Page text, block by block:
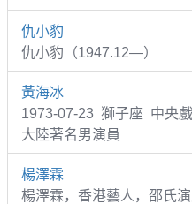
仇小豹
仇小豹（1947.12—）
黃海冰
1973-07-23 獅子座 中央
大陸著名男演員
楊澤霖
楊澤霖，香港藝人，邵氏